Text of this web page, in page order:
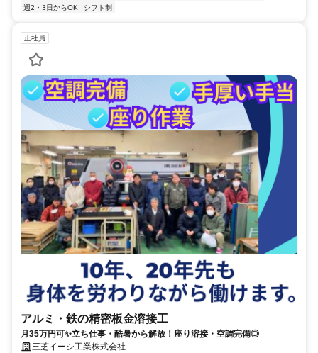
週2・3日からOK
シフト制
正社員
アルミ・鉄の精密板金溶接工
月35万円可✨立ち仕事・酷暑から解放！座り溶接・空調完備◎
三芝イーシ工業株式会社